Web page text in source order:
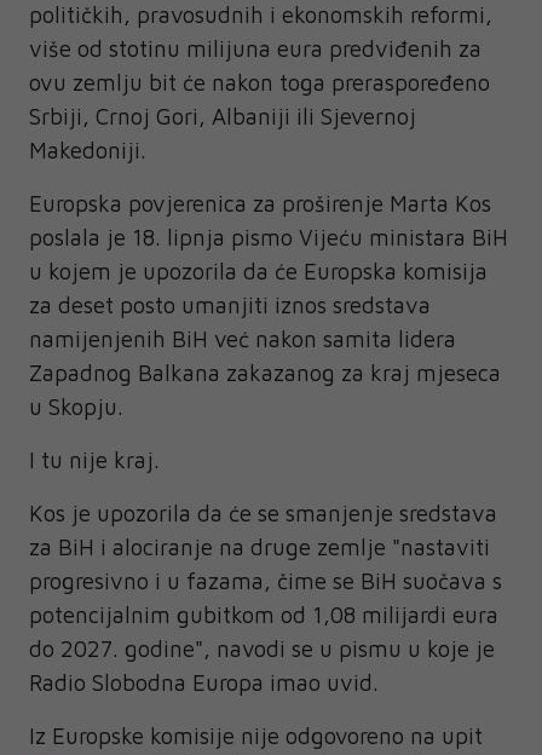
političkih, pravosudnih i ekonomskih reformi,
više od stotinu milijuna eura predviđenih za
ovu zemlju bit će nakon toga preraspoređeno
Srbiji, Crnoj Gori, Albaniji ili Sjevernoj
Makedoniji.
Europska povjerenica za proširenje Marta Kos
poslala je 18. lipnja pismo Vijeću ministara BiH
u kojem je upozorila da će Europska komisija
za deset posto umanjiti iznos sredstava
namijenjenih BiH već nakon samita lidera
Zapadnog Balkana zakazanog za kraj mjeseca
u Skopju.
I tu nije kraj.
Kos je upozorila da će se smanjenje sredstava
za BiH i alociranje na druge zemlje "nastaviti
progresivno i u fazama, čime se BiH suočava s
potencijalnim gubitkom od 1,08 milijardi eura
do 2027. godine", navodi se u pismu u koje je
Radio Slobodna Europa imao uvid.
Iz Europske komisije nije odgovoreno na upit